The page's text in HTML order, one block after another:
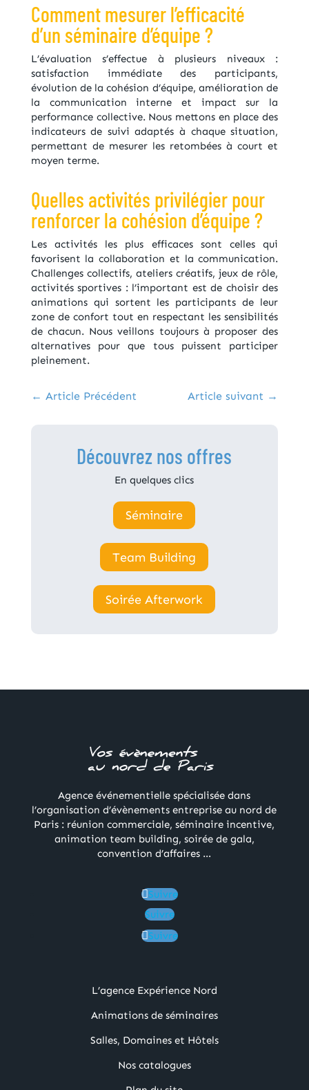
Comment mesurer l’efficacité
d’un séminaire d’équipe ?
L’évaluation s’effectue à plusieurs niveaux :
satisfaction immédiate des participants,
évolution de la cohésion d’équipe, amélioration de
la communication interne et impact sur la
performance collective. Nous mettons en place des
indicateurs de suivi adaptés à chaque situation,
permettant de mesurer les retombées à court et
moyen terme.
Quelles activités privilégier pour
renforcer la cohésion d’équipe ?
Les activités les plus efficaces sont celles qui
favorisent la collaboration et la communication.
Challenges collectifs, ateliers créatifs, jeux de rôle,
activités sportives : l’important est de choisir des
animations qui sortent les participants de leur
zone de confort tout en respectant les sensibilités
de chacun. Nous veillons toujours à proposer des
alternatives pour que tous puissent participer
pleinement.
← Article Précédent Article suivant →
Découvrez nos offres
En quelques clics
Séminaire
Team Building
Soirée Afterwork
Agence événementielle spécialisée dans
l’organisation d’évènements entreprise au nord de
Paris : réunion commerciale, séminaire incentive,
animation team building, soirée de gala,
convention d’affaires …
Suivre
Suivre
Suivre
L’agence Expérience Nord
Animations de séminaires
Salles, Domaines et Hôtels
Nos catalogues